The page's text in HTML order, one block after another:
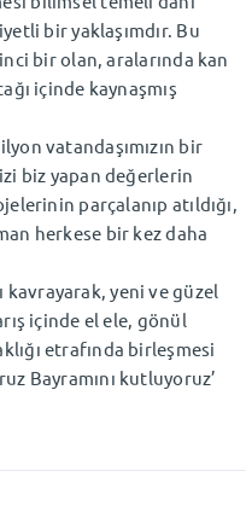
bir yaklaşımdır. Bu
bir olan, aralarında kan
içinde kaynaşmış
vatandaşımızın bir
biz yapan değerlerin
parçalanıp atıldığı,
herkese bir kez daha
kavrayarak, yeni ve güzel
içinde el ele, gönül
etrafında birleşmesi
Bayramını kutluyoruz’